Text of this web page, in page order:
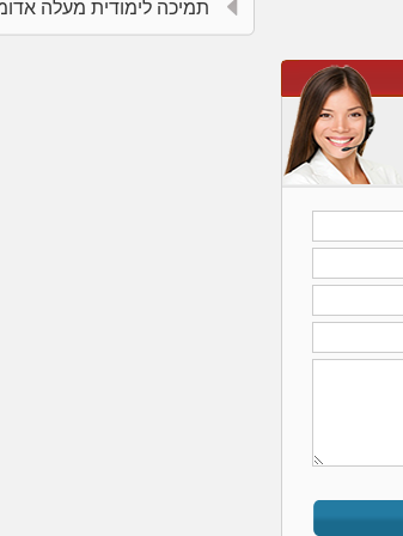
תמיכה לימודית מעלה